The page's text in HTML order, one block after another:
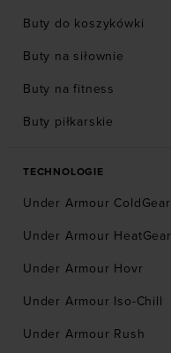
Buty do koszykówki
Buty na siłownie
Buty na fitness
Buty piłkarskie
TECHNOLOGIE
Under Armour ColdGear
Under Armour HeatGear
Under Armour Hovr
Under Armour Iso-Chill
Under Armour Rush